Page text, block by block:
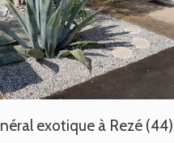
exotique à Rezé (44)